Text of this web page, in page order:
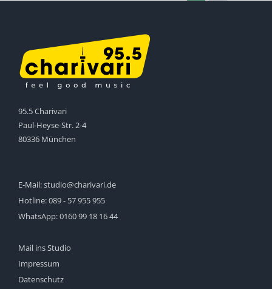
95.5 Charivari
Paul-Heyse-Str. 2-4
80336 München
E-Mail:studio@charivari.de
Hotline:089 - 57 955 955
WhatsApp:0160 99 18 16 44
Mail ins Studio
Impressum
Datenschutz